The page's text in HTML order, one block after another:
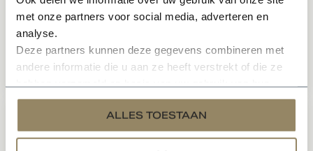
met onze partners voor social media, adverteren en
analyse.
Deze partners kunnen deze gegevens combineren met
andere informatie die u aan ze heeft verstrekt of die ze
services.
ALLES TOESTAAN
Op voorraad
natuurrood
Keramische Leipan 301 natuurrood